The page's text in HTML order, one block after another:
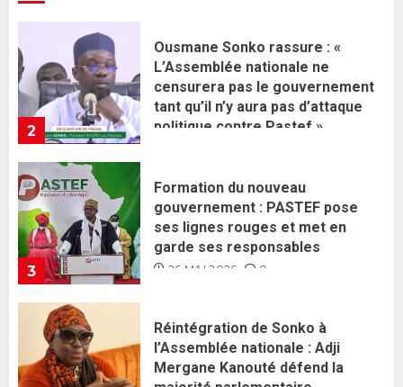
3
Formation du nouveau
gouvernement : PASTEF pose
ses lignes rouges et met en
garde ses responsables
26 MAI 2026 0
4
Réintégration de Sonko à
l’Assemblée nationale : Adji
Mergane Kanouté défend la
majorité parlementaire
26 MAI 2026 0
Guy Marius Sagna inquiet après la
nomination d’Al Aminou Lo : «
J’espère me tromper »